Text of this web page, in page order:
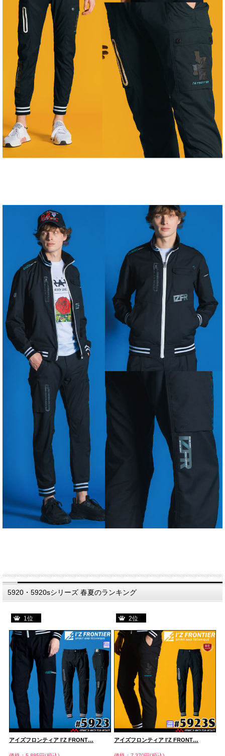
5920・5920sシリーズ 春夏のランキング
1位
アイズフロンティア I'Z FRONT…
2位
アイズフロンティア I'Z FRONT…